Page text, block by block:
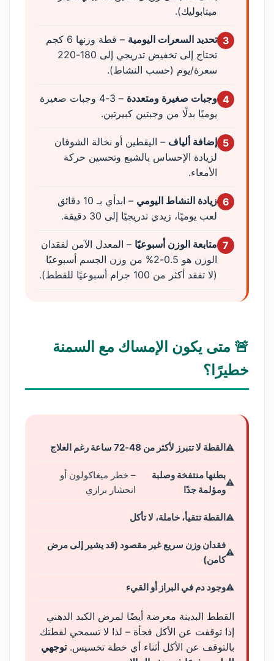
ميتابوليك).
3 تحديد السعرات اليومية
– قطة وزنها 6 كجم
تحتاج إلى تخفيض تدريجي إلى 180-220
سعرة/يوم (حسب النشاط).
4 وجبات صغيرة ومتعددة
– 3-4 وجبات صغيرة
يوميًا بدلًا من وجبتين كبيرتين.
5 إضافة ألياف – اليقطين أو نخالة الشوفان
لزيادة الإحساس بالشبع وتحسين حركة
الأمعاء.
6 زيادة النشاط اليومي
– ابدأي بـ 10 دقائق
لعب يوميًا، زيدي تدريجيًا إلى 30 دقيقة.
7 متابعة الوزن أسبوعيًا – المعدل الآمن لفقدان
الوزن هو 0.5-2% من وزن الجسم أسبوعيًا
(لا تفقد أكثر من 100 جرام أسبوعيًا للقطط).
🚨 متى يكون الإمساك مع السمنة
خطيرًا؟
القطة لا تتبرز لأكثر من 48-72 ساعة رغم العلاج
بطنها منتفخة وصلبة
ومؤلمة جدًا
– خطر ميغاكولون أو
انحشار برازي
القطة تتقيأ، خاملة، لا تأكل
فقدان وزن سريع غير مقصود (قد يشير إلى مرض
كامن)
وجود دم في البراز أو القيء
القطط البدينة معرضة أيضًا لمرض الكبد الدهني
إذا توقفت عن الأكل فجأة – لذا لا تسمحي لقطتك
بالتوقف عن الأكل أثناء أي خطة تخسيس.توجهي